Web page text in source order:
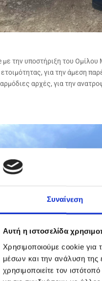
Συναίνεση
Αυτή η ιστοσελίδα
Χρησιμοποιούμε cookie για
μέσων και την ανάλυση της
χρησιμοποιείτε τον
με την υποστήριξη του
ετοιμότητας, για την άμεση
αρχές, για την